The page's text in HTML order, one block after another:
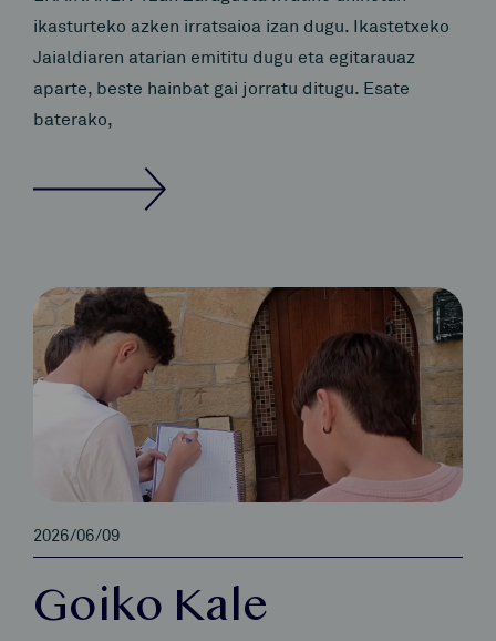
ikasturteko azken irratsaioa izan dugu. Ikastetxeko
Jaialdiaren atarian emititu dugu eta egitarauaz
aparte, beste hainbat gai jorratu ditugu. Esate
baterako,
2026/06/09
Goiko Kale